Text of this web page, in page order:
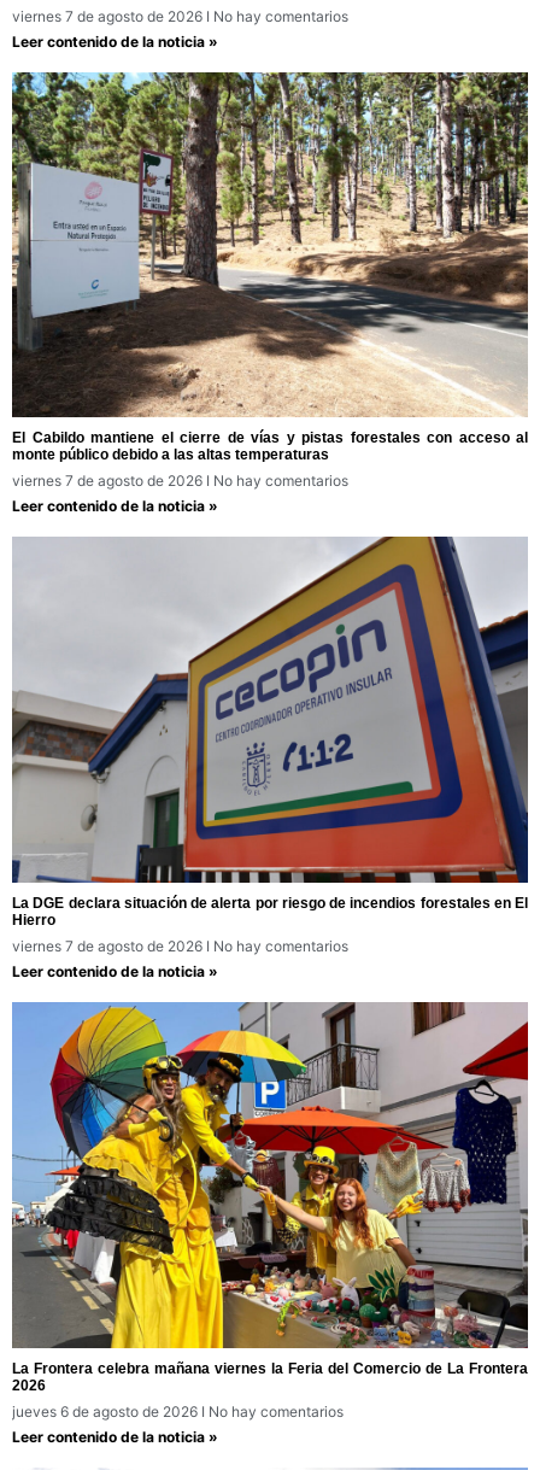
viernes 7 de agosto de 2026
No hay comentarios
Leer contenido de la noticia »
El Cabildo mantiene el cierre de vías y pistas forestales con acceso al
monte público debido a las altas temperaturas
viernes 7 de agosto de 2026
No hay comentarios
Leer contenido de la noticia »
La DGE declara situación de alerta por riesgo de incendios forestales en El
Hierro
viernes 7 de agosto de 2026
No hay comentarios
Leer contenido de la noticia »
La Frontera celebra mañana viernes la Feria del Comercio de La Frontera
2026
jueves 6 de agosto de 2026
No hay comentarios
Leer contenido de la noticia »